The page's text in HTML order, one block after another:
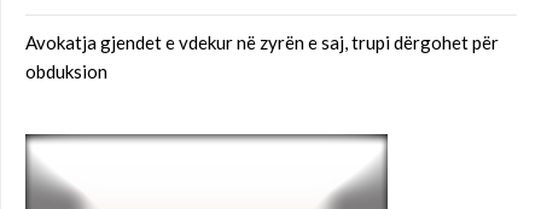
Avokatja gjendet e vdekur në zyrën e saj, trupi dërgohet për
obduksion